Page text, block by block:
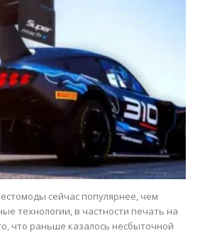
сейчас популярнее, чем
технологии, в частности печать на
что раньше казалось несбыточной